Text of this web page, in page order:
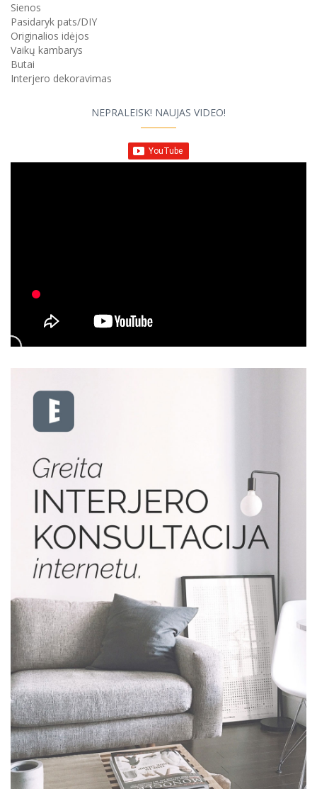
Sienos
Pasidaryk pats/DIY
Originalios idėjos
Vaikų kambarys
Butai
Interjero dekoravimas
NEPRALEISK! NAUJAS VIDEO!